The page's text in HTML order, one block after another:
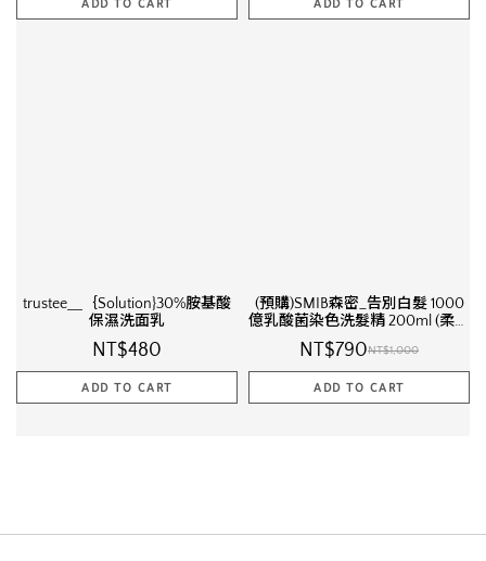
trustee＿｛Solution}30%胺基酸
保濕洗面乳
NT$480
(預購)SMIB森密_告別白髮 1000
億乳酸菌染色洗髮精 200ml (柔棕
黑)
NT$790NT$1,000